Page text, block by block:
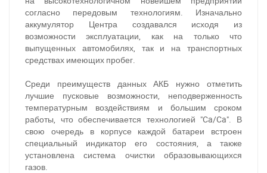
согласно передовым технологиям. Изначально
аккумулятор Центра создавался исходя из
возможности эксплуатации, как на только что
выпущенных автомобилях, так и на транспортных
средствах имеющих пробег.
Среди преимуществ данных АКБ нужно отметить
лучшие пусковые возможности, неподверженность
температурным воздействиям и большим сроком
работы, что обеспечивается технологией "Ca/Ca". В
свою очередь в корпусе каждой батареи встроен
специальный индикатор его состояния, а также
установлена система очистки образовывающихся
газов.
При отсутствии связи - пишите, звоните в Viber /
Написать в Viber Написать в Telegram